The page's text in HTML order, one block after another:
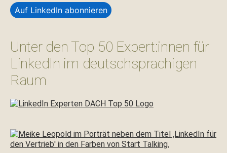
Auf LinkedIn abonnieren
Unter den Top 50 Expert:innen für
LinkedIn im deutschsprachigen
Raum